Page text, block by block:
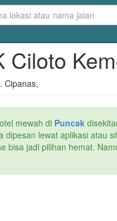
Ciloto
Cipanas,
mewah di Puncak
lewat aplikasi atau
bisa jadi pilihan hemat.